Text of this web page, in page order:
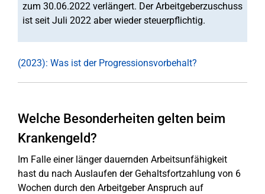
zum 30.06.2022 verlängert. Der Arbeitgeberzuschuss
ist seit Juli 2022 aber wieder steuerpflichtig.
(2023): Was ist der Progressionsvorbehalt?
Welche Besonderheiten gelten beim
Krankengeld?
Im Falle einer länger dauernden Arbeitsunfähigkeit
hast du nach Auslaufen der Gehaltsfortzahlung von 6
Wochen durch den Arbeitgeber Anspruch auf